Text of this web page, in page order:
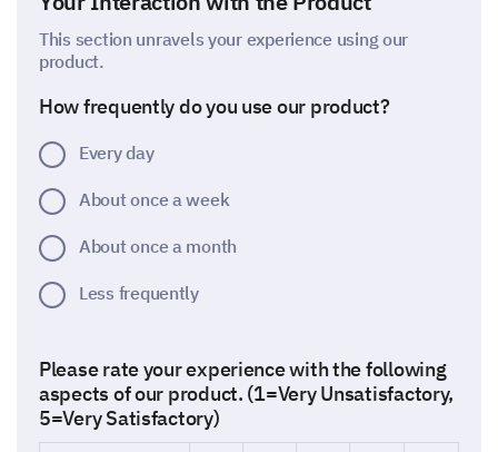
This section unravels your experience using our
product.
How frequently do you use our product?
Every day
About once a week
About once a month
Less frequently
Please rate your experience with the following
aspects of our product. (1=Very Unsatisfactory,
5=Very Satisfactory)